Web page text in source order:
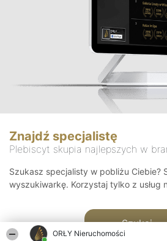
ORŁY Nieruchomości
Znajdź specjalistę
Plebiscyt skupia najlepszych w
Szukasz specjalisty w pobliżu Ciebie?
wyszukiwarkę. Korzystaj tylko z usług
Szukaj